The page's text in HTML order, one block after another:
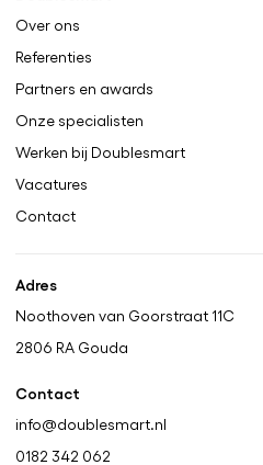
Over ons
Referenties
Partners en awards
Onze specialisten
Werken bij Doublesmart
Vacatures
Contact
Adres
Noothoven van Goorstraat 11C
2806 RA Gouda
Contact
info@doublesmart.nl
0182 342 062